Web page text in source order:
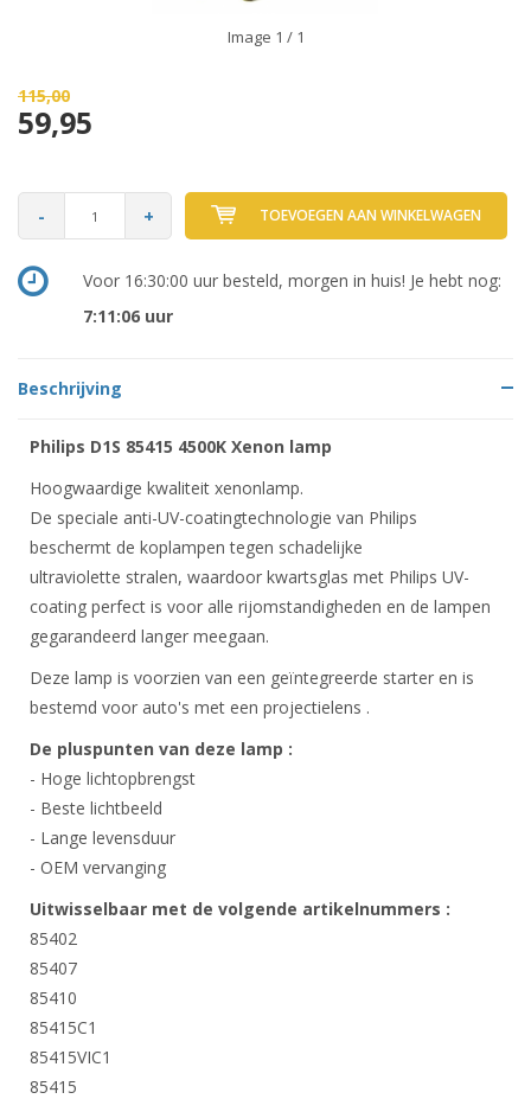
Image 1 / 1
115,00
59,95
- + TOEVOEGEN AAN WINKELWAGEN
Voor 16:30:00 uur besteld, morgen in huis! Je hebt nog:
7:11:06uur
Beschrijving
Philips D1S 85415 4500K Xenon lamp
Hoogwaardige kwaliteit xenonlamp.
De speciale anti-UV-coatingtechnologie van Philips
beschermt de koplampen tegen schadelijke
ultraviolette stralen, waardoor kwartsglas met Philips UV-
coating perfect is voor alle rijomstandigheden en de lampen
gegarandeerd langer meegaan.
Deze lamp is voorzien van een geïntegreerde starter en is
bestemd voor auto's met een projectielens .
De pluspunten van deze lamp :
- Hoge lichtopbrengst
- Beste lichtbeeld
- Lange levensduur
- OEM vervanging
Uitwisselbaar met de volgende artikelnummers :
85402
85407
85410
85415C1
85415VIC1
85415